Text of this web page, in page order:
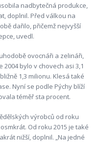
nadbytečná produkce,
doplnil. Před válkou na
dařilo, přičemž nejvyšší
uvedl.
ovocnáři a zelináři,
bylo v chovech asi 3,1
1,3 milionu. Klesá také
Nyní se podle Pýchy blíží
téměř sta procent.
výrobců od roku
Od roku 2015 je také
nižší, doplnil. „Na jedné